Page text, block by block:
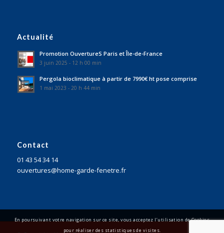
Actualité
Promotion OuvertureS Paris et Île-de-France
3 juin 2025 - 12 h 00 min
Pergola bioclimatique à partir de 7990€ ht pose comprise
1 mai 2023 - 20 h 44 min
Contact
01 43 54 34 14
ouvertures@home-garde-fenetre.fr
En poursuivant votre navigation sur ce site, vous acceptez l’utilisation de Cookies
pour réaliser des statistiques de visites.